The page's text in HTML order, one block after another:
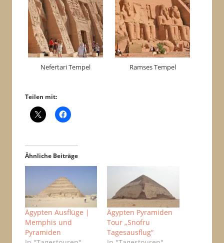
Nefertari Tempel Ramses Tempel
Teilen mit:
Ähnliche Beiträge
Ägypten Ausflüge |
Memphis und
Pyramiden
Ägypten Pyramiden
Tour „Snofru
Tagesausflug“